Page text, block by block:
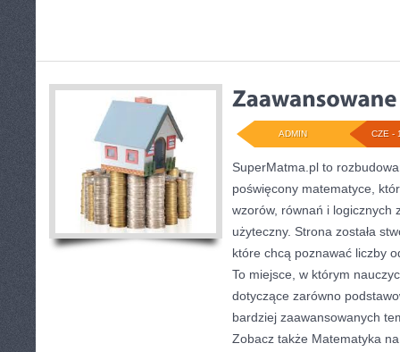
CZE -
ADMIN
SuperMatma.pl to
poświęcony matematyce,
wzorów, równań i logicznych
użyteczny. Strona została
które chcą poznawać liczby
To miejsce, w którym
dotyczące zarówno
bardziej zaawansowanych
Zobacz także Matematyka